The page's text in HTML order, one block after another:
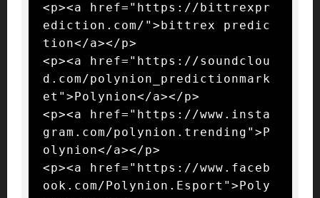
<p><a href="https://bittrexpr
ediction.com/">bittrex predic
tion</a></p>
<p><a href="https://soundclou
d.com/polynion_predictionmark
et">Polynion</a></p>
<p><a href="https://www.insta
gram.com/polynion.trending">P
olynion</a></p>
<p><a href="https://www.faceb
ook.com/Polynion.Esport">Poly